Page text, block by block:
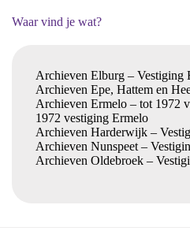
Waar vind je wat?
Archieven Elburg – Vestiging
Archieven Epe, Hattem en
Archieven Ermelo – tot 1972
1972 vestiging Ermelo
Archieven Harderwijk –
Archieven Nunspeet –
Archieven Oldebroek –